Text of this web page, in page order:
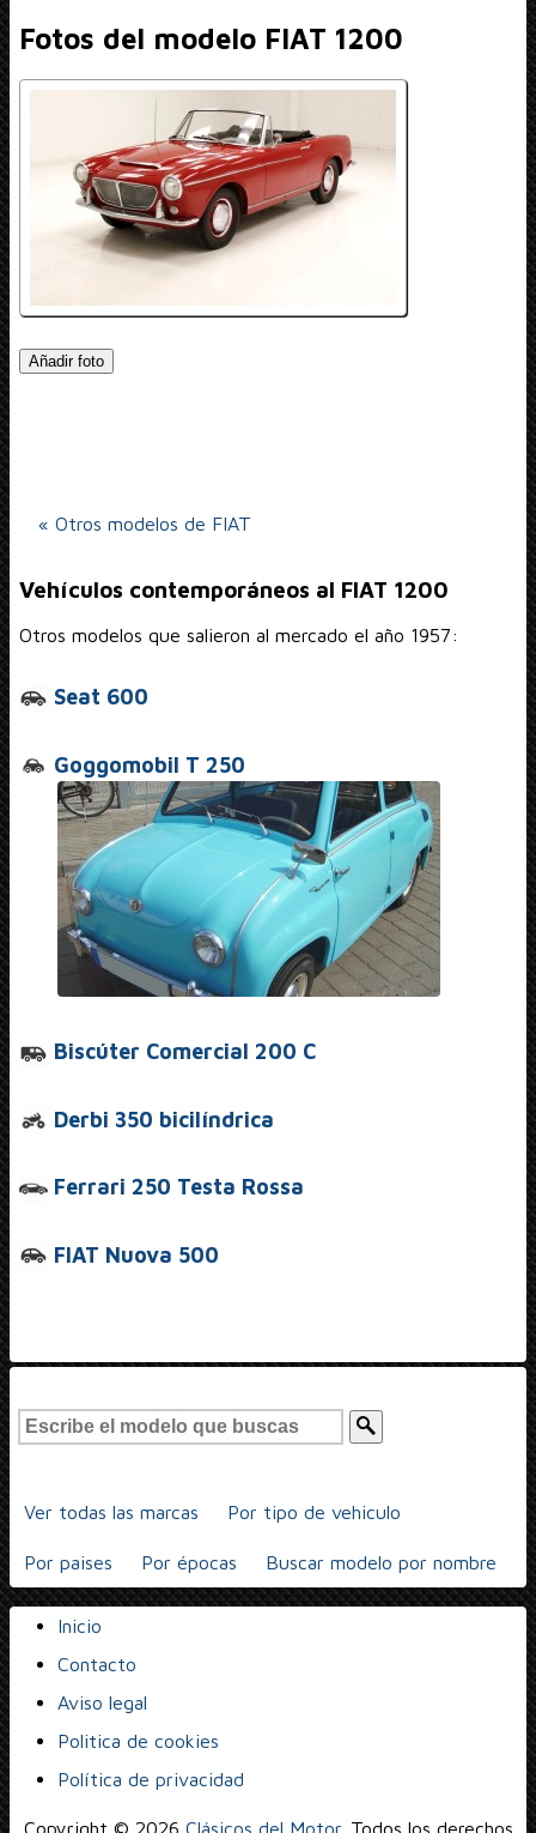
Fotos del modelo FIAT 1200
Añadir foto
« Otros modelos de FIAT
Vehículos contemporáneos al FIAT 1200
Otros modelos que salieron al mercado el año 1957:
Seat 600
Goggomobil T 250
Biscúter Comercial 200 C
Derbi 350 bicilíndrica
Ferrari 250 Testa Rossa
FIAT Nuova 500
Ver todas las marcas Por tipo de vehiculo
Por paises Por épocas Buscar modelo por nombre
Inicio
Contacto
Aviso legal
Politica de cookies
Política de privacidad